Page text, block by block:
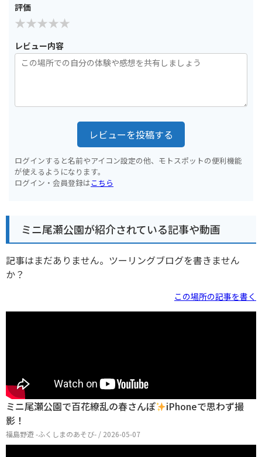
評価
レビュー内容
レビューを投稿する
ログインすると名前やアイコン設定の他、モトスポットの便利機能
が使えるようになります。
ログイン・会員登録はこちら
ミニ尾瀬公園が紹介されている記事や動画
記事はまだありません。ツーリングブログを書きません
か？
この場所の記事を書く
ミニ尾瀬公園で百花繚乱の春さんぽ
iPhoneで思わず撮
影！
福島野遊 -ふくしまのあそび- / 2026-05-07